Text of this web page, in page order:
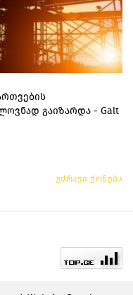
გაიზარდა - Galt
უძრავი ქონება